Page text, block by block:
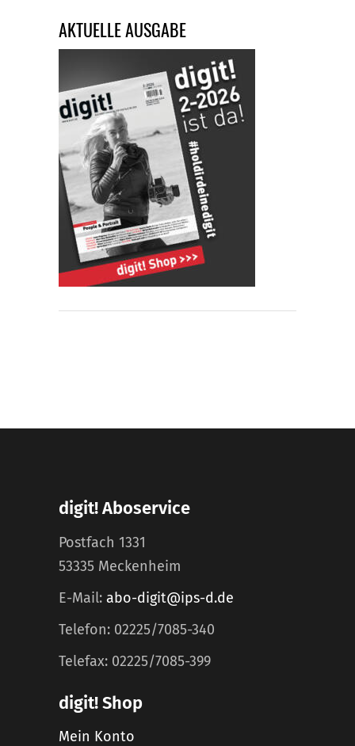
AKTUELLE AUSGABE
digit! Aboservice
Postfach 1331
53335 Meckenheim
E-Mail: abo-digit@ips-d.de
Telefon: 02225/7085-340
Telefax: 02225/7085-399
digit! Shop
Mein Konto